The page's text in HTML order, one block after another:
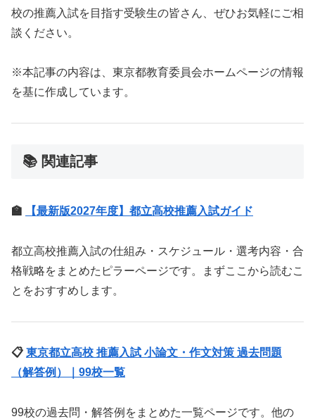
校の推薦入試を目指す受験生の皆さん、ぜひお気軽にご相
談ください。
※本記事の内容は、東京都教育委員会ホームページの情報
を基に作成しています。
📚 関連記事
🏫 【最新版2027年度】都立高校推薦入試ガイド
都立高校推薦入試の仕組み・スケジュール・選考内容・合
格戦略をまとめたピラーページです。まずここから読むこ
とをおすすめします。
📋 東京都立高校 推薦入試 小論文・作文対策 過去問題
（解答例）｜99校一覧
99校の過去問・解答例をまとめた一覧ページです。他の